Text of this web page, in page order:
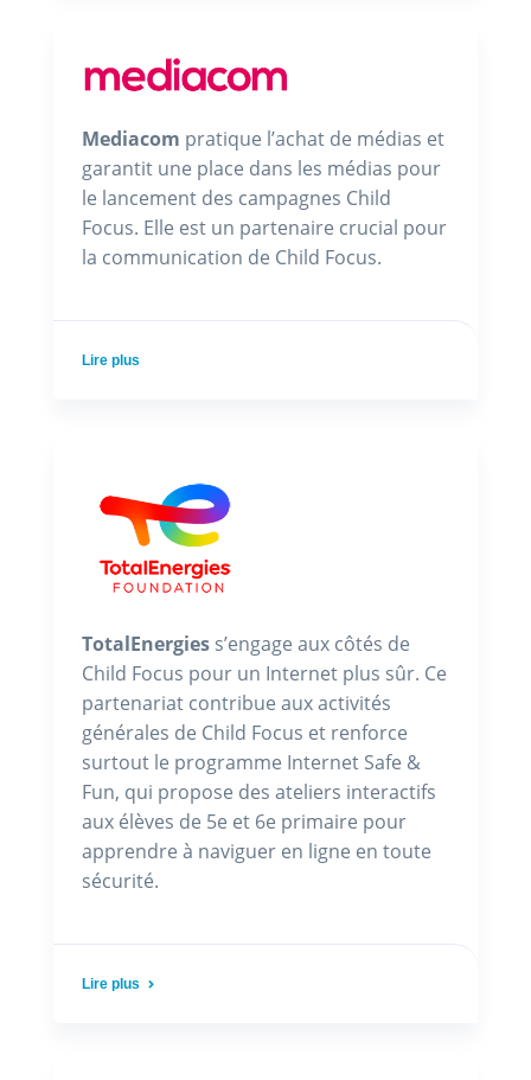
Mediacom pratique l’achat de médias et
garantit une place dans les médias pour
le lancement des campagnes Child
Focus. Elle est un partenaire crucial pour
la communication de Child Focus.
Lire plus
TotalEnergies s’engage aux côtés de
Child Focus pour un Internet plus sûr. Ce
partenariat contribue aux activités
générales de Child Focus et renforce
surtout le programme Internet Safe &
Fun, qui propose des ateliers interactifs
aux élèves de 5e et 6e primaire pour
apprendre à naviguer en ligne en toute
sécurité.
Lire plus